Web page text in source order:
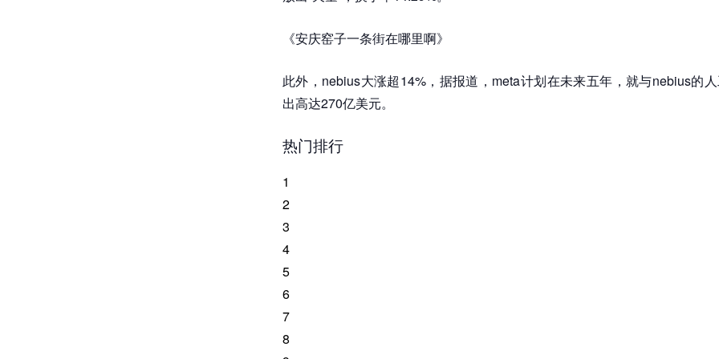
《安庆窑子一条街在哪里啊》
此外，nebius大涨超14%，据报道，meta计划在未来五年，就与nebius的
出高达270亿美元。
热门排行
1
2
3
4
5
6
7
8